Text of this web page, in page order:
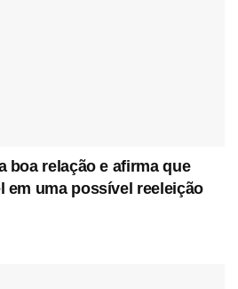
boa relação e afirma que
em uma possível reeleição